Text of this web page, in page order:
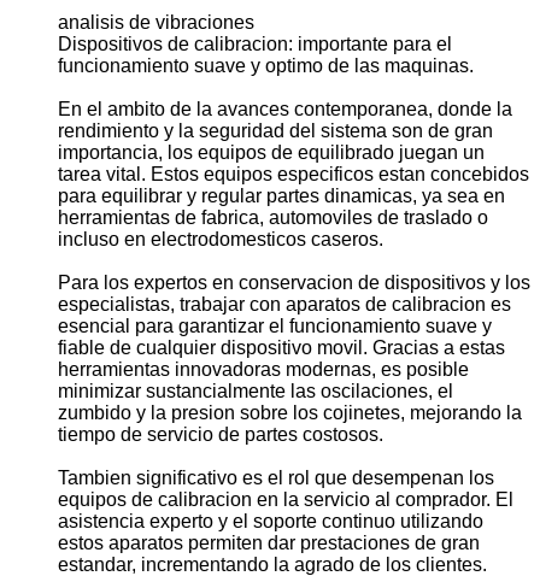
analisis de vibraciones
Dispositivos de calibracion: importante para el
funcionamiento suave y optimo de las maquinas.
En el ambito de la avances contemporanea, donde la
rendimiento y la seguridad del sistema son de gran
importancia, los equipos de equilibrado juegan un
tarea vital. Estos equipos especificos estan concebidos
para equilibrar y regular partes dinamicas, ya sea en
herramientas de fabrica, automoviles de traslado o
incluso en electrodomesticos caseros.
Para los expertos en conservacion de dispositivos y los
especialistas, trabajar con aparatos de calibracion es
esencial para garantizar el funcionamiento suave y
fiable de cualquier dispositivo movil. Gracias a estas
herramientas innovadoras modernas, es posible
minimizar sustancialmente las oscilaciones, el
zumbido y la presion sobre los cojinetes, mejorando la
tiempo de servicio de partes costosos.
Tambien significativo es el rol que desempenan los
equipos de calibracion en la servicio al comprador. El
asistencia experto y el soporte continuo utilizando
estos aparatos permiten dar prestaciones de gran
estandar, incrementando la agrado de los clientes.